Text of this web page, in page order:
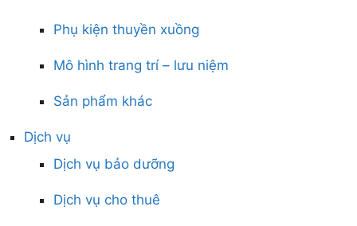
Phụ kiện thuyền xuồng
Mô hình trang trí – lưu niệm
Sản phẩm khác
Dịch vụ
Dịch vụ bảo dưỡng
Dịch vụ cho thuê